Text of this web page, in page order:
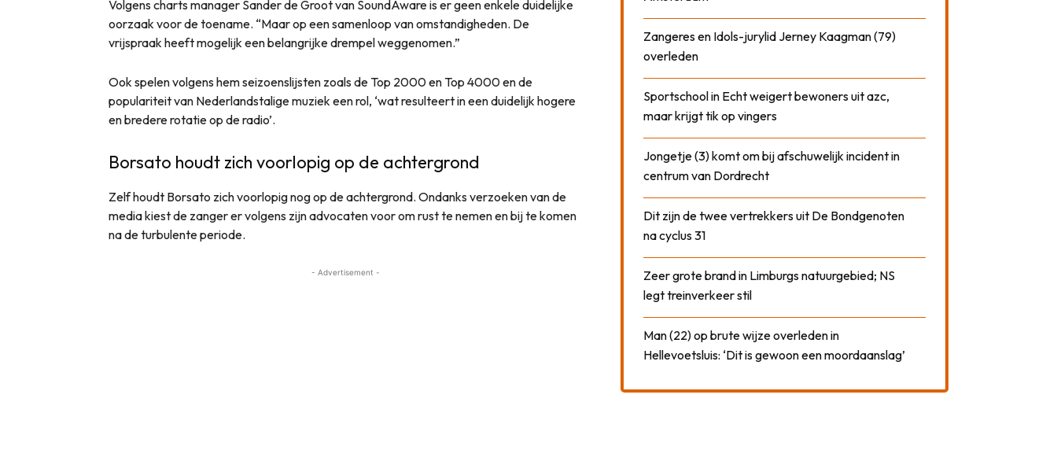
Volgens charts manager Sander de Groot van SoundAware is er geen enkele duidelijke
oorzaak voor de toename. “Maar op een samenloop van omstandigheden. De
vrijspraak heeft mogelijk een belangrijke drempel weggenomen.”
Ook spelen volgens hem seizoenslijsten zoals de Top 2000 en Top 4000 en de
populariteit van Nederlandstalige muziek een rol, ‘wat resulteert in een duidelijk hogere
en bredere rotatie op de radio’.
Borsato houdt zich voorlopig op de achtergrond
Zelf houdt Borsato zich voorlopig nog op de achtergrond. Ondanks verzoeken van de
media kiest de zanger er volgens zijn advocaten voor om rust te nemen en bij te komen
na de turbulente periode.
- Advertisement -
Zangeres en Idols-jurylid Jerney Kaagman (79)
overleden
Sportschool in Echt weigert bewoners uit azc,
maar krijgt tik op vingers
Jongetje (3) komt om bij afschuwelijk incident in
centrum van Dordrecht
Dit zijn de twee vertrekkers uit De Bondgenoten
na cyclus 31
Zeer grote brand in Limburgs natuurgebied; NS
legt treinverkeer stil
Man (22) op brute wijze overleden in
Hellevoetsluis: ‘Dit is gewoon een moordaanslag’